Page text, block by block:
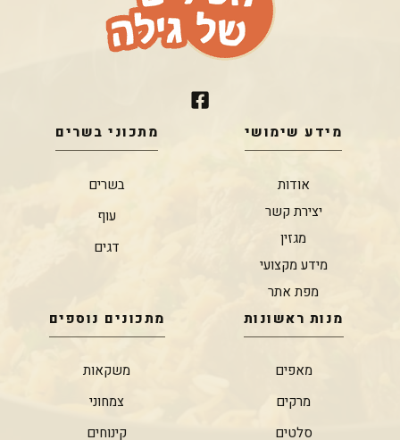
מידע שימושי
אודות
יצירת קשר
מגזין
מידע מקצועי
מפת אתר
מתכוני בשרים
בשרים
עוף
דגים
מנות ראשונות
מאפים
מרקים
סלטים
מתכונים נוספים
משקאות
צמחוני
קינוחים